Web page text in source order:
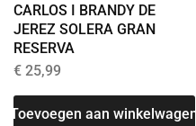
CARLOS I BRANDY DE
JEREZ SOLERA GRAN
RESERVA
€ 25,99
Toevoegen aan winkelwagen